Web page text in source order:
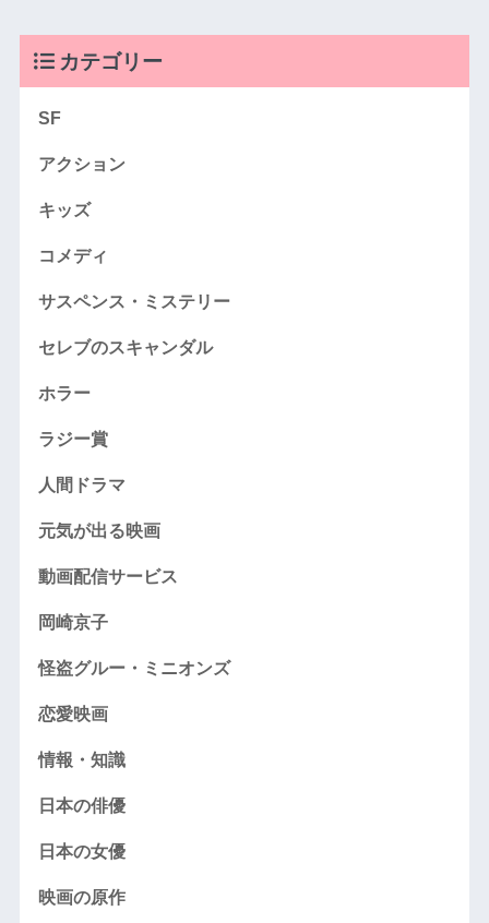
カテゴリー
SF
アクション
キッズ
コメディ
サスペンス・ミステリー
セレブのスキャンダル
ホラー
ラジー賞
人間ドラマ
元気が出る映画
動画配信サービス
岡崎京子
怪盗グルー・ミニオンズ
恋愛映画
情報・知識
日本の俳優
日本の女優
映画の原作